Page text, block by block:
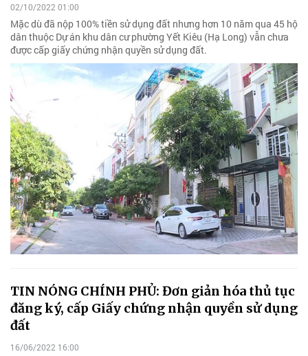
02/10/2022 01:00
Mặc dù đã nộp 100% tiền sử dụng đất nhưng hơn 10 năm qua 45 hộ
dân thuộc Dự án khu dân cư phường Yết Kiêu (Hạ Long) vẫn chưa
được cấp giấy chứng nhận quyền sử dụng đất.
TIN NÓNG CHÍNH PHỦ: Đơn giản hóa thủ tục
đăng ký, cấp Giấy chứng nhận quyền sử dụng
đất
16/06/2022 16:00